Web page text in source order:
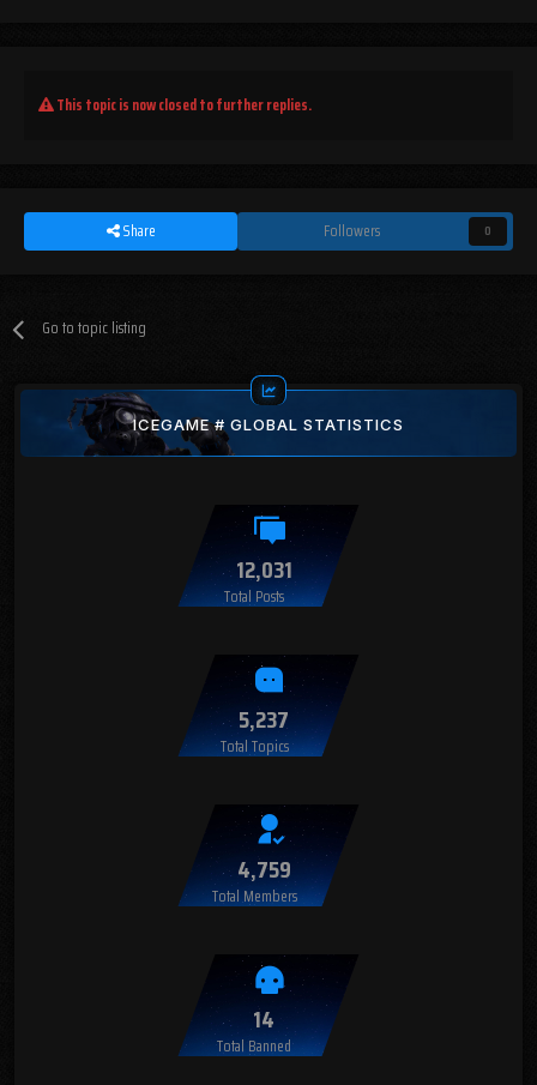
This topic is now closed to further replies.
Share Followers 0
Go to topic listing
ICEGAME # GLOBAL STATISTICS
12,031
Total Posts
5,237
Total Topics
4,759
Total Members
14
Total Banned